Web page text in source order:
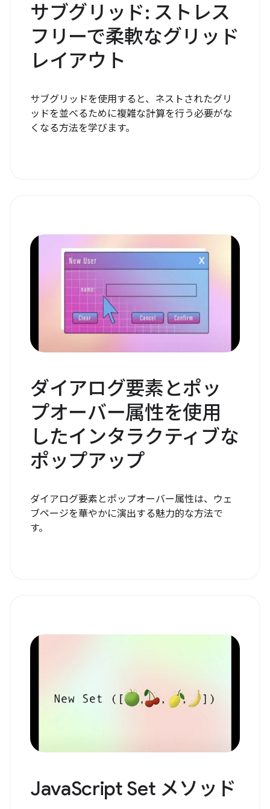
サブグリッド: ストレス
フリーで柔軟なグリッド
レイアウト
サブグリッドを使用すると、ネストされたグリ
ッドを並べるために複雑な計算を行う必要がな
くなる方法を学びます。
ダイアログ要素とポッ
プオーバー属性を使用
したインタラクティブな
ポップアップ
ダイアログ要素とポップオーバー属性は、ウェ
ブページを華やかに演出する魅力的な方法で
す。
JavaScript Set メソッド